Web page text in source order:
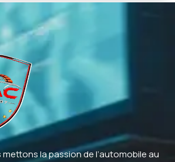
mettons la passion de l’automobile au